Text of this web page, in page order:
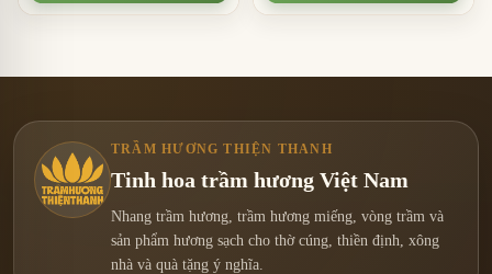
TRẦM HƯƠNG THIỆN THANH
Tinh hoa trầm hương Việt Nam
Nhang trầm hương, trầm hương miếng, vòng trầm và
sản phẩm hương sạch cho thờ cúng, thiền định, xông
nhà và quà tặng ý nghĩa.